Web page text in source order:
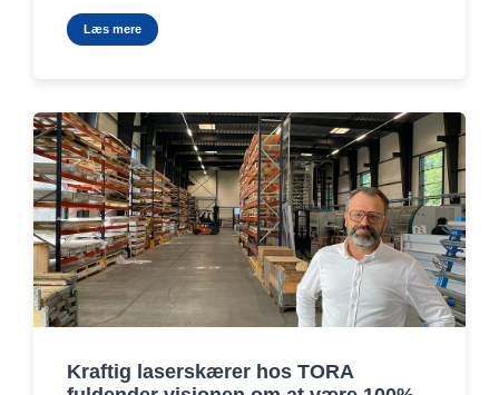
Læs mere
Kraftig laserskærer hos TORA